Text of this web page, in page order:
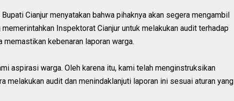
Cianjur menyatakan bahwa pihaknya akan segera mengambil
Inspektorat Cianjur untuk melakukan audit terhadap
memastikan kebenaran laporan warga.
aspirasi warga. Oleh karena itu, kami telah menginstruksikan
melakukan audit dan menindaklanjuti laporan ini sesuai aturan yang